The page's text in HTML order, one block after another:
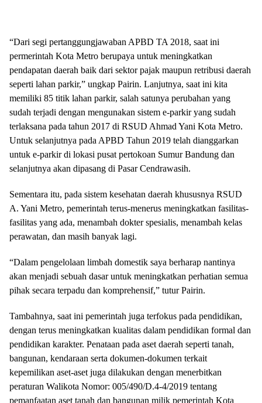
“Dari segi pertanggungjawaban APBD TA 2018, saat ini
permerintah Kota Metro berupaya untuk meningkatkan
pendapatan daerah baik dari sektor pajak maupun retribusi daerah
seperti lahan parkir,” ungkap Pairin. Lanjutnya, saat ini kita
memiliki 85 titik lahan parkir, salah satunya perubahan yang
sudah terjadi dengan mengunakan sistem e-parkir yang sudah
terlaksana pada tahun 2017 di RSUD Ahmad Yani Kota Metro.
Untuk selanjutnya pada APBD Tahun 2019 telah dianggarkan
untuk e-parkir di lokasi pusat pertokoan Sumur Bandung dan
selanjutnya akan dipasang di Pasar Cendrawasih.
Sementara itu, pada sistem kesehatan daerah khususnya RSUD
A. Yani Metro, pemerintah terus-menerus meningkatkan fasilitas-
fasilitas yang ada, menambah dokter spesialis, menambah kelas
perawatan, dan masih banyak lagi.
“Dalam pengelolaan limbah domestik saya berharap nantinya
akan menjadi sebuah dasar untuk meningkatkan perhatian semua
pihak secara terpadu dan komprehensif,” tutur Pairin.
Tambahnya, saat ini pemerintah juga terfokus pada pendidikan,
dengan terus meningkatkan kualitas dalam pendidikan formal dan
pendidikan karakter. Penataan pada aset daerah seperti tanah,
bangunan, kendaraan serta dokumen-dokumen terkait
kepemilikan aset-aset juga dilakukan dengan menerbitkan
peraturan Walikota Nomor: 005/490/D.4-4/2019 tentang
pemanfaatan aset tanah dan bangunan milik pemerintah Kota